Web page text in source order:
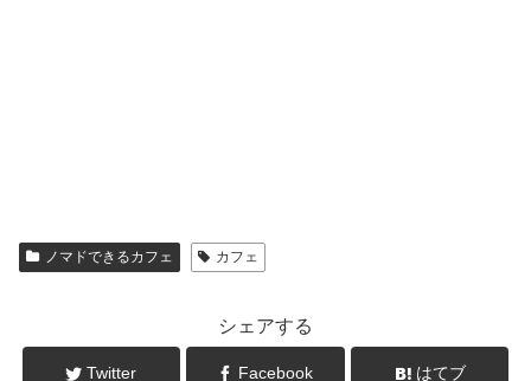
ノマドできるカフェ カフェ
シェアする
Twitter Facebook はてブ